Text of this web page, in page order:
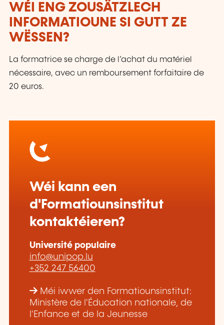
WÉI ENG ZOUSÄTZLECH
INFORMATIOUNE SI GUTT ZE
WËSSEN?
La formatrice se charge de l’achat du matériel
nécessaire, avec un remboursement forfaitaire de
20 euros.
Wéi kann een
d'Formatiounsinstitut
kontaktéieren?
Université populaire
info@unipop.lu
+352 247 56400
Méi iwwer den Formatiounsinstitut:
Ministère de l'Éducation nationale, de
l'Enfance et de la Jeunesse